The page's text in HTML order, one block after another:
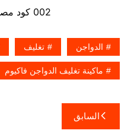
002 كود مصر قبل الرقم
الدواجن تغليف
ماكينة تغليف الدواجن فاكيوم
تصفّح
المقالات
السابق